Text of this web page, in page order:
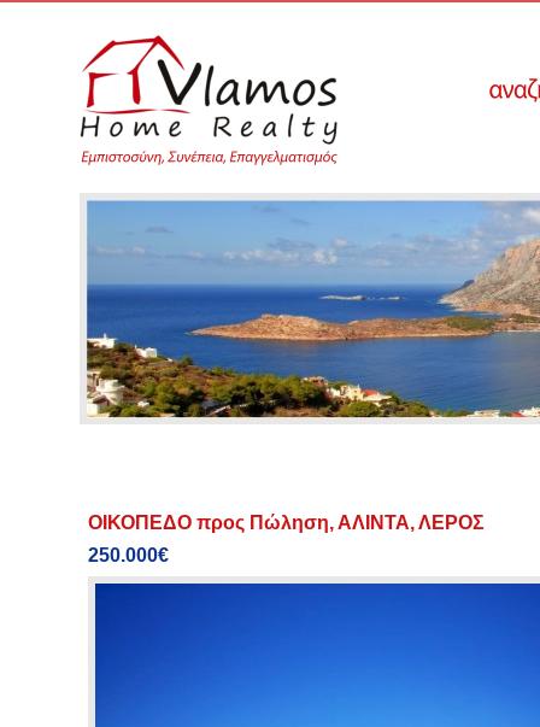
ΟΙΚΟΠΕΔΟ προς Πώληση, ΑΛΙΝΤΑ, ΛΕΡΟΣ
250.000€